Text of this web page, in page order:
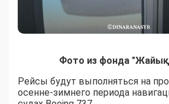
Фото из фонда
Рейсы будут выполняться на
осенне-зимнего периода